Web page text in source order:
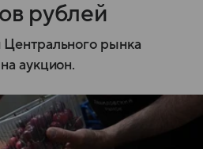
рублей
Центрального рынка
аукцион.